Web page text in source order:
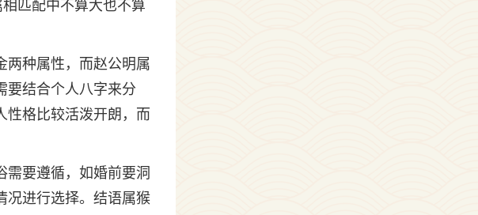
匹配中不算大也不算
两种属性，而赵公明属
要结合个人八字来分
性格比较活泼开朗，而
需要遵循，如婚前要洞
况进行选择。结语属猴